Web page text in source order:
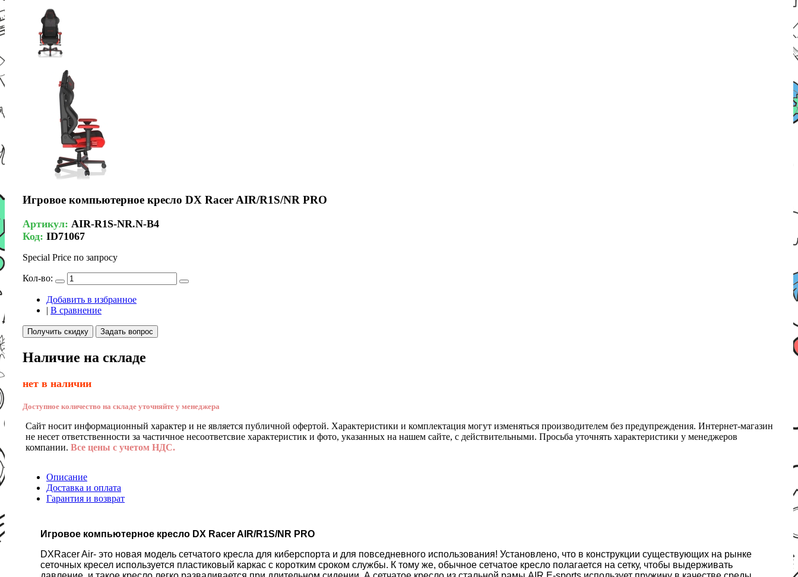
Игровое компьютерное кресло DX Racer AIR/R1S/NR PRO
Артикул: AIR-R1S-NR.N-B4
Код: ID71067
Special Price по запросу
Кол-во:
Добавить в избранное
| В сравнение
Получить скидку Задать вопрос
Наличие на складе
нет в наличии
Доступное количество на складе уточняйте у менеджера
Сайт носит информационный характер и не является публичной офертой. Характеристики и комплектация могут изменяться производителем без предупреждения. Интернет-магазин
не несет ответственности за частичное несоответсвие характеристик и фото, указанных на нашем сайте, с действительными. Просьба уточнять характеристики у менеджеров
компании. Все цены с учетом НДС.
Описание
Доставка и оплата
Гарантия и возврат
Игровое компьютерное кресло DX Racer AIR/R1S/NR PRO
DXRacer Air- это новая модель сетчатого кресла для киберспорта и для повседневного использования! Установлено, что в конструкции существующих на рынке
сеточных кресел используется пластиковый каркас с коротким сроком службы. К тому же, обычное сетчатое кресло полагается на сетку, чтобы выдерживать